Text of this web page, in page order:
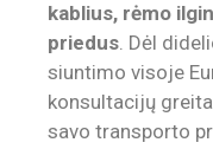
kablius, rėmo
priedus. Dėl
siuntimo visoje
konsultacijų
savo transporto